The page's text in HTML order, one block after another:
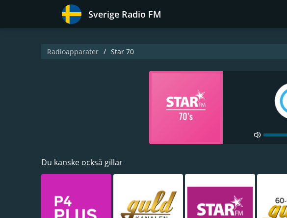
Sverige Radio FM
Radioapparater Star 70
Du kanske också gillar